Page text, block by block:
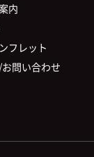
内
フレット
問い合わせ